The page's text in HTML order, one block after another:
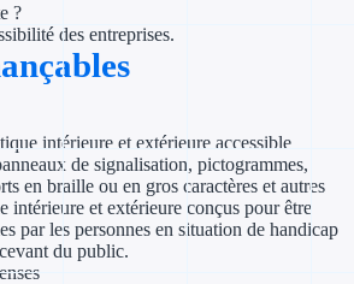
Prêts publics
Prêt
Prêt
?
des entreprises.
intérieure et extérieure accessible
de signalisation, pictogrammes,
en braille ou en gros caractères et autres
intérieure et extérieure conçus pour être
par les personnes en situation de handicap
du public.